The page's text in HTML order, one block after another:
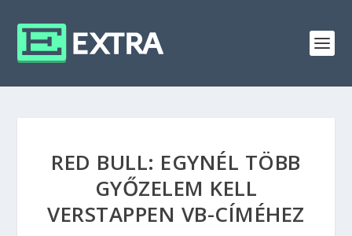
RED BULL: EGYNÉL TÖBB
GYŐZELEM KELL
VERSTAPPEN VB-CÍMÉHEZ